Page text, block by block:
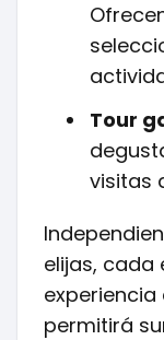
Tour
visitas
elijas, cada
permitirá